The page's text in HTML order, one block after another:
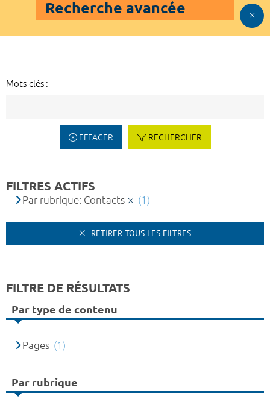
Recherche avancée
Mots-clés :
EFFACER RECHERCHER
FILTRES ACTIFS
Par rubrique: Contacts (1)
RETIRER TOUS LES FILTRES
FILTRE DE RÉSULTATS
Par type de contenu
Pages (1)
Par rubrique